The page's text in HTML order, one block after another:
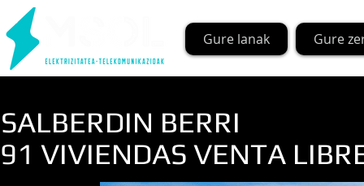
Gure lanak Gure
SALBERDIN BERRI
91 VIVIENDAS VENTA